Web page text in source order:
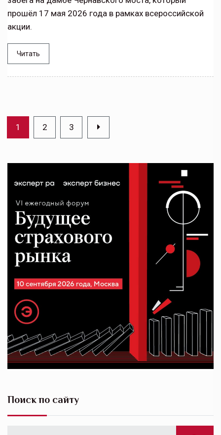
прошёл 17 мая 2026 года в рамках всероссийской
акции.
Читать
1 2 3
Поиск по сайту